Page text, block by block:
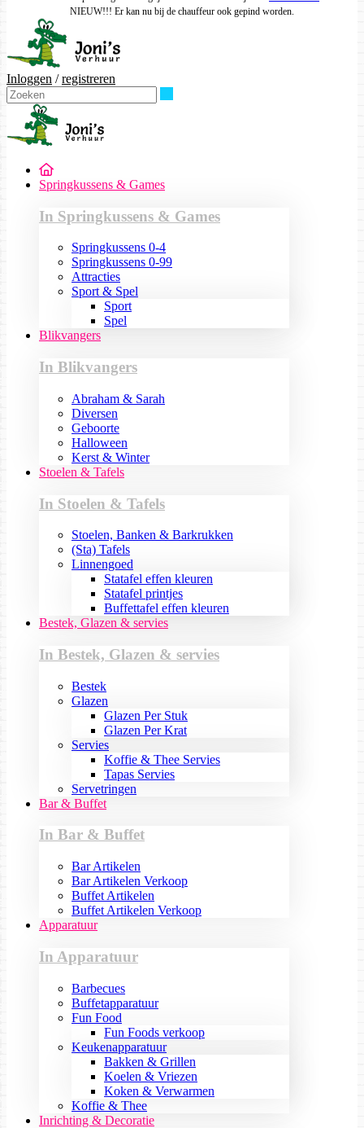
NIEUW!!! Er kan nu bij de chauffeur ook gepind worden.
Inloggen /registreren
Springkussens & Games
In Springkussens & Games
Springkussens 0-4
Springkussens 0-99
Attracties
Sport & Spel
Sport
Spel
Blikvangers
In Blikvangers
Abraham & Sarah
Diversen
Geboorte
Halloween
Kerst & Winter
Stoelen & Tafels
In Stoelen & Tafels
Stoelen, Banken & Barkrukken
(Sta) Tafels
Linnengoed
Statafel effen kleuren
Statafel printjes
Buffettafel effen kleuren
Bestek, Glazen & servies
In Bestek, Glazen & servies
Bestek
Glazen
Glazen Per Stuk
Glazen Per Krat
Servies
Koffie & Thee Servies
Tapas Servies
Servetringen
Bar & Buffet
In Bar & Buffet
Bar Artikelen
Bar Artikelen Verkoop
Buffet Artikelen
Buffet Artikelen Verkoop
Apparatuur
In Apparatuur
Barbecues
Buffetapparatuur
Fun Food
Fun Foods verkoop
Keukenapparatuur
Bakken & Grillen
Koelen & Vriezen
Koken & Verwarmen
Koffie & Thee
Inrichting & Decoratie